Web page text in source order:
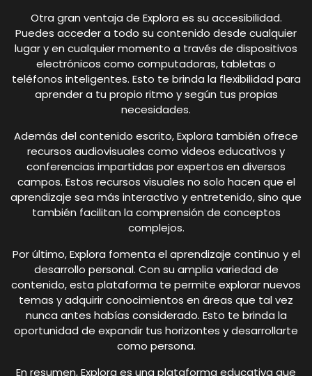
Otra gran ventaja de Explora es su accesibilidad.
Puedes acceder a todo su contenido desde cualquier
lugar y en cualquier momento a través de dispositivos
electrónicos como computadoras, tabletas o
teléfonos inteligentes. Esto te brinda la flexibilidad para
aprender a tu propio ritmo y según tus propias
necesidades.
Además del contenido escrito, Explora también ofrece
recursos audiovisuales como videos educativos y
conferencias impartidas por expertos en diversos
campos. Estos recursos visuales no solo hacen que el
aprendizaje sea más interactivo y entretenido, sino que
también facilitan la comprensión de conceptos
complejos.
Por último, Explora fomenta el aprendizaje continuo y el
desarrollo personal. Con su amplia variedad de
contenido, esta plataforma te permite explorar nuevos
temas y adquirir conocimientos en áreas que tal vez
nunca antes habías considerado. Esto te brinda la
oportunidad de expandir tus horizontes y desarrollarte
como persona.
En resumen, Explora es una plataforma educativa que